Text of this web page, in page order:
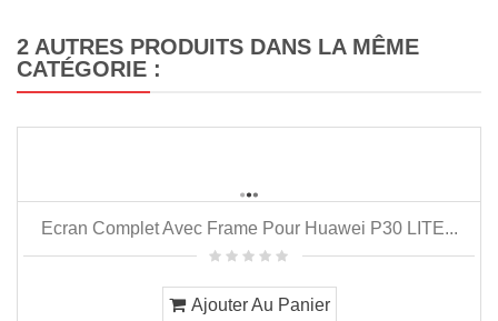
2 AUTRES PRODUITS DANS LA MÊME
CATÉGORIE :
Ecran Complet Avec Frame Pour Huawei P30 LITE...
Ajouter Au Panier